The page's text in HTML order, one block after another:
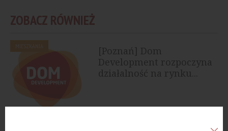
ZOBACZ RÓWNIEŻ
[Poznań] Dom
Development rozpoczyna
działalność na rynku...